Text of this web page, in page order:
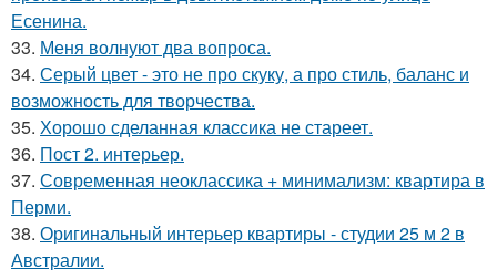
Есенина.
33. Меня волнуют два вопроса.
34. Серый цвет - это не про скуку, а про стиль, баланс и
возможность для творчества.
35. Хорошо сделанная классика не стареет.
36. Пост 2. интерьер.
37. Современная неоклассика + минимализм: квартира в
Перми.
38. Оригинальный интерьер квартиры - студии 25 м 2 в
Австралии.